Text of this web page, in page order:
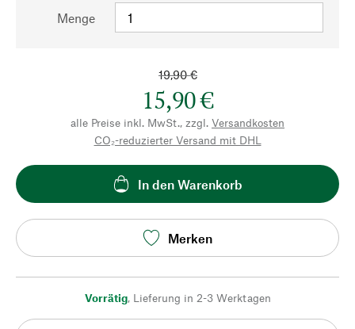
Menge
19,90 €
15,90 €
alle Preise inkl. MwSt., zzgl. Versandkosten
CO₂-reduzierter Versand mit DHL
In den Warenkorb
Merken
Vorrätig, Lieferung in 2-3 Werktagen